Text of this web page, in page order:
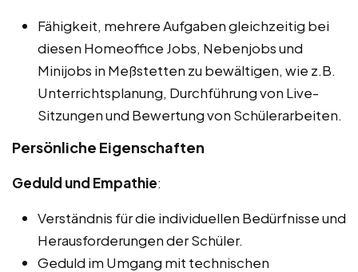
Fähigkeit, mehrere Aufgaben gleichzeitig bei
diesen Homeoffice Jobs, Nebenjobs und
Minijobs in Meßstetten zu bewältigen, wie z.B.
Unterrichtsplanung, Durchführung von Live-
Sitzungen und Bewertung von Schülerarbeiten.
Persönliche Eigenschaften
Geduld und Empathie:
Verständnis für die individuellen Bedürfnisse und
Herausforderungen der Schüler.
Geduld im Umgang mit technischen